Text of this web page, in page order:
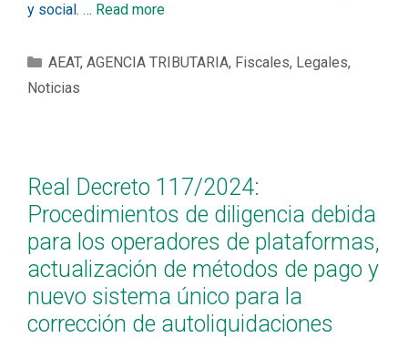
y social. … Read more
AEAT, AGENCIA TRIBUTARIA, Fiscales, Legales,
Noticias
Real Decreto 117/2024:
Procedimientos de diligencia debida
para los operadores de plataformas,
actualización de métodos de pago y
nuevo sistema único para la
corrección de autoliquidaciones